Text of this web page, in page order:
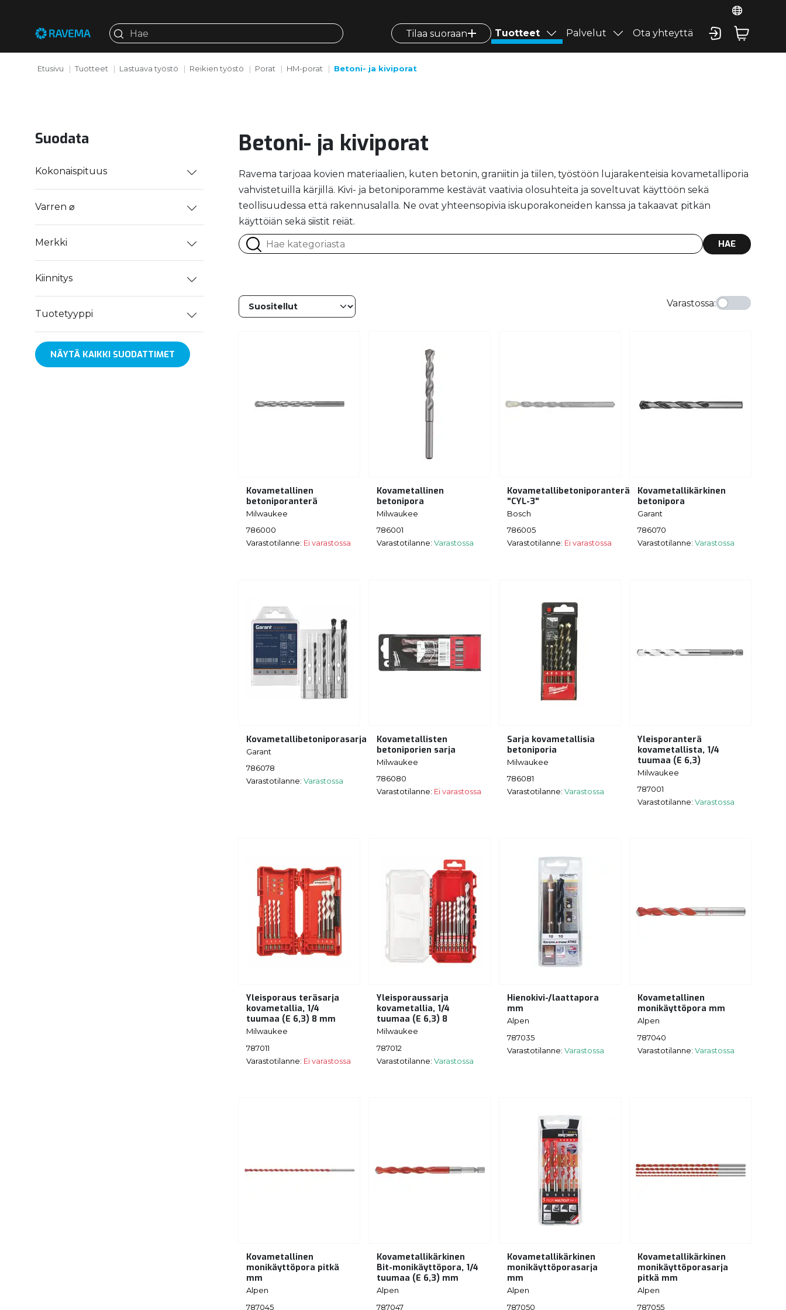
Tilaa suoraan Tuotteet Palvelut Ota yhteyttä
Etusivu Tuotteet Lastuava työstö Reikien työstö Porat HM-porat Betoni- ja kiviporat
Suodata
Kokonaispituus
Varren ⌀
Merkki
Kiinnitys
Tuotetyyppi
NÄYTÄ KAIKKI SUODATTIMET
Betoni- ja kiviporat
Ravema tarjoaa kovien materiaalien, kuten betonin, graniitin ja tiilen, työstöön lujarakenteisia kovametalliporia
vahvistetuilla kärjillä. Kivi- ja betoniporamme kestävät vaativia olosuhteita ja soveltuvat käyttöön sekä
teollisuudessa että rakennusalalla. Ne ovat yhteensopivia iskuporakoneiden kanssa ja takaavat pitkän
käyttöiän sekä siistit reiät.
HAE
Varastossa:
Kovametallinen
betoniporanterä
Milwaukee
786000
Varastotilanne: Ei varastossa
Kovametallinen
betonipora
Milwaukee
786001
Varastotilanne: Varastossa
Kovametallibetoniporanterä
"CYL-3"
Bosch
786005
Varastotilanne: Ei varastossa
Kovametallikärkinen
betonipora
Garant
786070
Varastotilanne: Varastossa
Kovametallibetoniporasarja
Garant
786078
Varastotilanne: Varastossa
Kovametallisten
betoniporien sarja
Milwaukee
786080
Varastotilanne: Ei varastossa
Sarja kovametallisia
betoniporia
Milwaukee
786081
Varastotilanne: Varastossa
Yleisporanterä
kovametallista, 1/4
tuumaa (E 6,3)
Milwaukee
787001
Varastotilanne: Varastossa
Yleisporaus teräsarja
kovametallia, 1/4
tuumaa (E 6,3) 8 mm
Milwaukee
787011
Varastotilanne: Ei varastossa
Yleisporaussarja
kovametallia, 1/4
tuumaa (E 6,3) 8
Milwaukee
787012
Varastotilanne: Varastossa
Hienokivi-/laattapora
mm
Alpen
787035
Varastotilanne: Varastossa
Kovametallinen
monikäyttöpora mm
Alpen
787040
Varastotilanne: Varastossa
Kovametallinen
monikäyttöpora pitkä
mm
Alpen
787045
Kovametallikärkinen
Bit-monikäyttöpora, 1/4
tuumaa (E 6,3) mm
Alpen
787047
Kovametallikärkinen
monikäyttöporasarja
mm
Alpen
787050
Kovametallikärkinen
monikäyttöporasarja
pitkä mm
Alpen
787055